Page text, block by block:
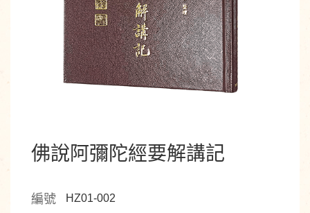
佛說阿彌陀經要解講記
編號 HZ01-002